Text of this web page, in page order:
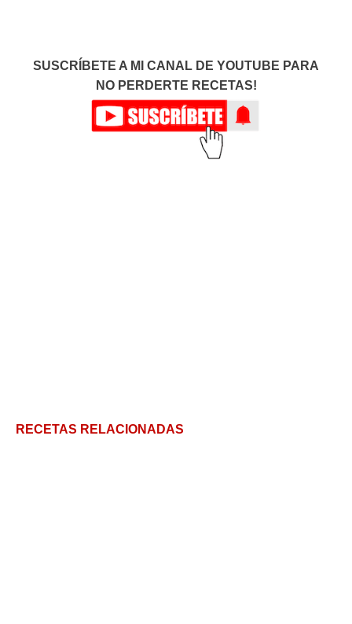
SUSCRÍBETE A MI CANAL DE YOUTUBE PARA
NO PERDERTE RECETAS!
RECETAS RELACIONADAS